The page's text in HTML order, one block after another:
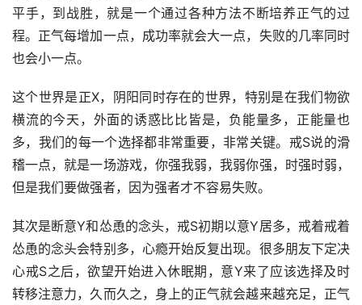
平手，到战胜，就是一个通过各种方法不断培养正气的过
程。正气每增加一点，成功率就会大一点，失败的几率同时
也会小一点。
这个世界是正X，阴阳同时存在的世界，特别是在我们物欲
横流的今天，外面的诱惑比比皆是，负能量多，正能量也
多，我们的每一个选择都非常重要，非常关键。戒S说的滑
稽一点，就是一场游戏，你强我弱，我弱你强，时强时弱，
但是我们要做强者，因为强者才不容易失败。
其次是断意Y和怂恿的念头，戒S初期以意Y居多，戒着戒着
怂恿的念头会特别多，心瘾开始反复出现。很多朋友下定决
心戒S之后，欲望开始进入休眠期，意Y来了应该选择及时
转移注意力，久而久之，身上的正气就会越来越充足，正气